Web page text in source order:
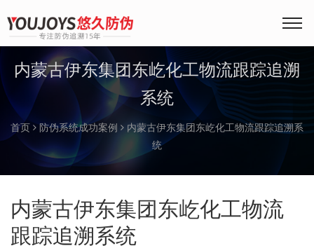
内蒙古伊东集团东屹化工物流跟踪追溯
系统
首页 防伪系统成功案例
内蒙古伊东集团东屹化工物流跟踪追溯系
统
内蒙古伊东集团东屹化工物流
跟踪追溯系统